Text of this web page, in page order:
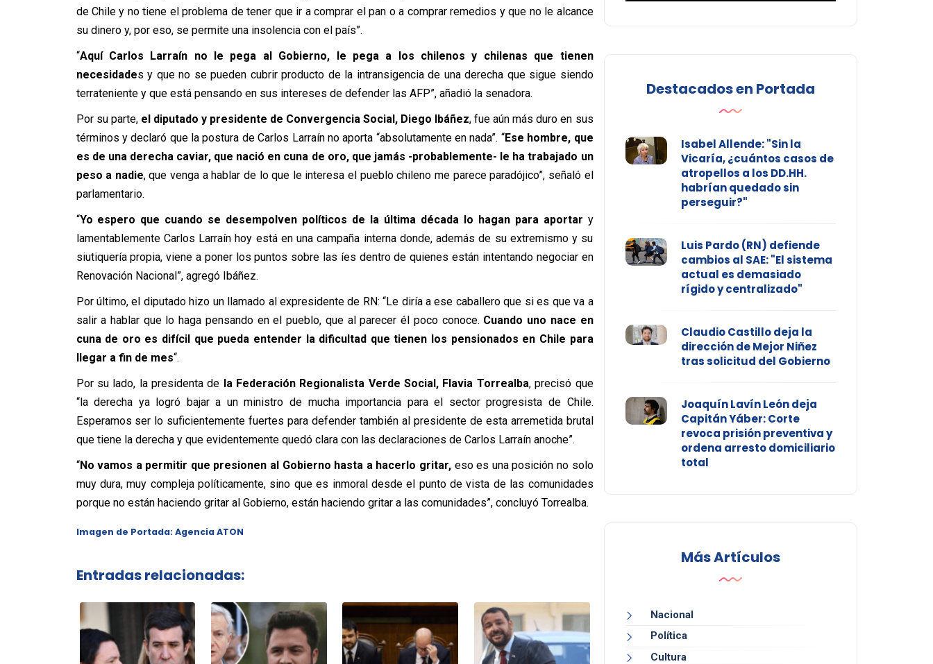
de Chile y no tiene el problema de tener que ir a comprar el pan o a comprar remedios y que no le alcance
su dinero y, por eso, se permite una insolencia con el país”.
“Aquí Carlos Larraín no le pega al Gobierno, le pega a los chilenos y chilenas que tienen
necesidades y que no se pueden cubrir producto de la intransigencia de una derecha que sigue siendo
terrateniente y que está pensando en sus intereses de defender las AFP”, añadió la senadora.
Por su parte, el diputado y presidente de Convergencia Social, Diego Ibáñez, fue aún más duro en sus
términos y declaró que la postura de Carlos Larraín no aporta “absolutamente en nada”. “Ese hombre, que
es de una derecha caviar, que nació en cuna de oro, que jamás -probablemente- le ha trabajado un
peso a nadie, que venga a hablar de lo que le interesa el pueblo chileno me parece paradójico”, señaló el
parlamentario.
“Yo espero que cuando se desempolven políticos de la última década lo hagan para aportar y
lamentablemente Carlos Larraín hoy está en una campaña interna donde, además de su extremismo y su
siutiquería propia, viene a poner los puntos sobre las íes dentro de quienes están intentando negociar en
Renovación Nacional”, agregó Ibáñez.
Por último, el diputado hizo un llamado al expresidente de RN: “Le diría a ese caballero que si es que va a
salir a hablar que lo haga pensando en el pueblo, que al parecer él poco conoce. Cuando uno nace en
cuna de oro es difícil que pueda entender la dificultad que tienen los pensionados en Chile para
llegar a fin de mes“.
Por su lado, la presidenta de la Federación Regionalista Verde Social, Flavia Torrealba, precisó que
“la derecha ya logró bajar a un ministro de mucha importancia para el sector progresista de Chile.
Esperamos ser lo suficientemente fuertes para defender también al presidente de esta arremetida brutal
que tiene la derecha y que evidentemente quedó clara con las declaraciones de Carlos Larraín anoche”.
“No vamos a permitir que presionen al Gobierno hasta a hacerlo gritar,eso es una posición no solo
muy dura, muy compleja políticamente, sino que es inmoral desde el punto de vista de las comunidades
porque no están haciendo gritar al Gobierno, están haciendo gritar a las comunidades”, concluyó Torrealba.
Imagen de Portada: Agencia ATON
Entradas relacionadas:
Destacados en Portada
Isabel Allende: "Sin la
Vicaría, ¿cuántos casos de
atropellos a los DD.HH.
habrían quedado sin
perseguir?"
Luis Pardo (RN) defiende
cambios al SAE: "El sistema
actual es demasiado
rígido y centralizado"
Claudio Castillo deja la
dirección de Mejor Niñez
tras solicitud del Gobierno
Joaquín Lavín León deja
Capitán Yáber: Corte
revoca prisión preventiva y
ordena arresto domiciliario
total
Más Artículos
Nacional
Política
Cultura